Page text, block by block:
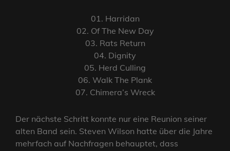
01. Harridan
02. Of The New Day
03. Rats Return
04. Dignity
05. Herd Culling
06. Walk The Plank
07. Chimera’s Wreck
Der nächste Schritt konnte nur eine Reunion seiner
alten Band sein. Steven Wilson hatte über die Jahre
mehrfach auf Nachfragen behauptet, dass